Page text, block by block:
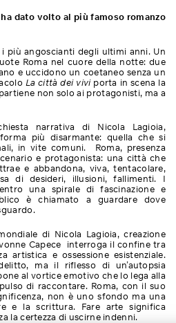
dato volto al più famoso romanzo
più angoscianti degli ultimi anni. Un
Roma nel cuore della notte: due
e uccidono un coetaneo senza un
La città dei viviporta in scena la
non solo ai protagonisti, ma a
narrativa di Nicola Lagioia,
più disarmante: quella che si
in vite comuni. Roma, presenza
e protagonista: una città che
e abbandona, viva, tentacolare,
di desideri, illusioni, fallimenti. I
una spirale di fascinazione e
è chiamato a guardare dove
di Nicola Lagioia, creazione
Capece interroga il confine tra
artistica e ossessione esistenziale.
ma il riflesso di un’autopsia
al vortice emotivo che lo lega alla
di raccontare. Roma, con il suo
non è uno sfondo ma una
e la scrittura. Fare arte significa
la certezza di uscirne indenni.